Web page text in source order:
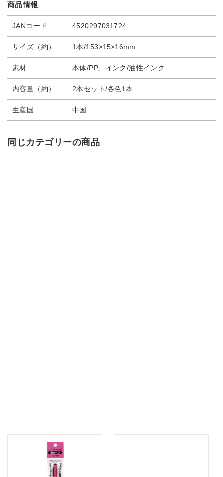
商品情報
JANコード 4520297031724
サイズ（約） 1本/153×15×16mm
素材 本体/PP、インク/油性インク
内容量（約） 2本セット/各色1本
生産国 中国
同じカテゴリーの商品